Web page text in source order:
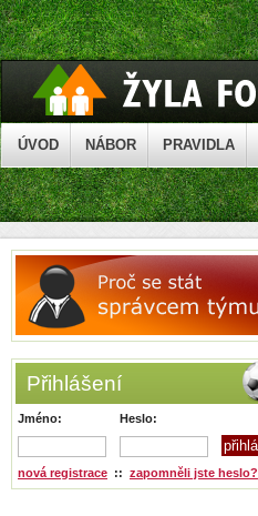
ÚVOD NÁBOR PRAVIDLA
Přihlášení
Jméno: Heslo:
nová registrace :: zapomněli jste heslo?